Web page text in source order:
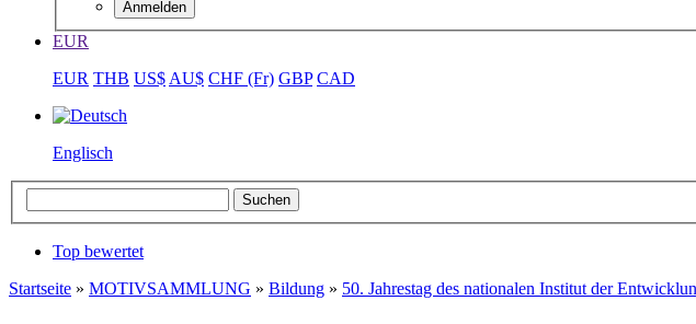
EUR
EUR THB US$ AU$ CHF (Fr) GBP CAD
Englisch
Top bewertet
Startseite » MOTIVSAMMLUNG » Bildung » 50. Jahrestag des nationalen Institut der